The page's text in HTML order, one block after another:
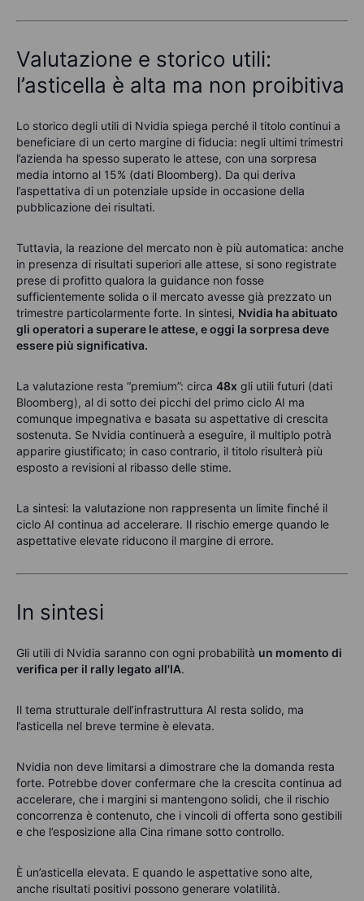
Valutazione e storico utili:
l’asticella è alta ma non proibitiva
Lo storico degli utili di Nvidia spiega perché il titolo continui a
beneficiare di un certo margine di fiducia: negli ultimi trimestri
l’azienda ha spesso superato le attese, con una sorpresa
media intorno al 15% (dati Bloomberg). Da qui deriva
l’aspettativa di un potenziale upside in occasione della
pubblicazione dei risultati.
Tuttavia, la reazione del mercato non è più automatica: anche
in presenza di risultati superiori alle attese, si sono registrate
prese di profitto qualora la guidance non fosse
sufficientemente solida o il mercato avesse già prezzato un
trimestre particolarmente forte. In sintesi, Nvidia ha abituato
gli operatori a superare le attese, e oggi la sorpresa deve
essere più significativa.
La valutazione resta “premium”: circa 48x gli utili futuri (dati
Bloomberg), al di sotto dei picchi del primo ciclo AI ma
comunque impegnativa e basata su aspettative di crescita
sostenuta. Se Nvidia continuerà a eseguire, il multiplo potrà
apparire giustificato; in caso contrario, il titolo risulterà più
esposto a revisioni al ribasso delle stime.
La sintesi: la valutazione non rappresenta un limite finché il
ciclo AI continua ad accelerare. Il rischio emerge quando le
aspettative elevate riducono il margine di errore.
In sintesi
Gli utili di Nvidia saranno con ogni probabilità un momento di
verifica per il rally legato all'IA.
Il tema strutturale dell’infrastruttura AI resta solido, ma
l’asticella nel breve termine è elevata.
Nvidia non deve limitarsi a dimostrare che la domanda resta
forte. Potrebbe dover confermare che la crescita continua ad
accelerare, che i margini si mantengono solidi, che il rischio
concorrenza è contenuto, che i vincoli di offerta sono gestibili
e che l’esposizione alla Cina rimane sotto controllo.
È un’asticella elevata. E quando le aspettative sono alte,
anche risultati positivi possono generare volatilità.